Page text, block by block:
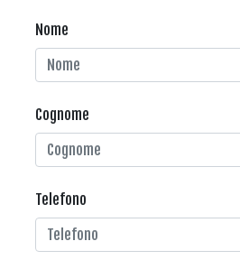
Nome
Cognome
Telefono